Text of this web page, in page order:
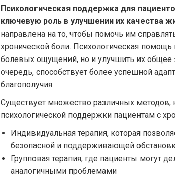
Психологическая поддержка для
ключевую роль в улучшении их качества
направлена на то, чтобы помочь им
хронической боли. Психологическая помощь
болевых ощущений, но и улучшить их общее
очередь, способствует более успешной
благополучия.
Существует множество различных
психологической поддержки пациентам с
Индивидуальная терапия, которая
безопасной и поддерживающей
Групповая терапия, где пациенты могут
аналогичными проблемами